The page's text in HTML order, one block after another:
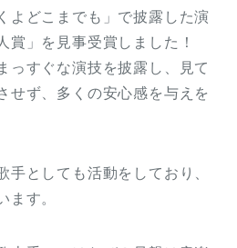
よどこまでも」で披露した演
賞」を見事受賞しました！
っすぐな演技を披露し、見て
せず、多くの安心感を与えを
手としても活動をしており、
ます。